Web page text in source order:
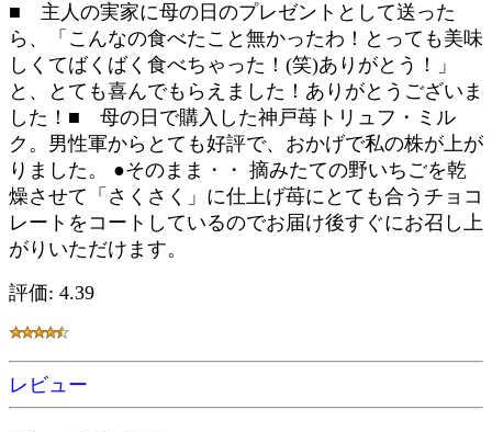
■ 主人の実家に母の日のプレゼントとして送った
ら、「こんなの食べたこと無かったわ！とっても美味
しくてばくばく食べちゃった！(笑)ありがとう！」
と、とても喜んでもらえました！ありがとうございま
した！■ 母の日で購入した神戸苺トリュフ・ミル
ク。男性軍からとても好評で、おかげで私の株が上が
りました。 ●そのまま・・ 摘みたての野いちごを乾
燥させて「さくさく」に仕上げ苺にとても合うチョコ
レートをコートしているのでお届け後すぐにお召し上
がりいただけます。
評価: 4.39
レビュー